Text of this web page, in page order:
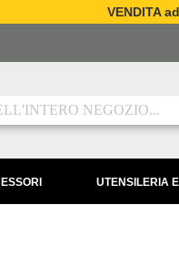
VENDITA
UTENSILERIA